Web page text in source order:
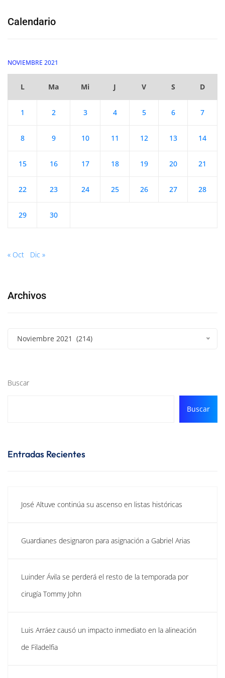
Calendario
NOVIEMBRE 2021
L Ma Mi J V S D
1 2 3 4 5 6 7
8 9 10 11 12 13 14
15 16 17 18 19 20 21
22 23 24 25 26 27 28
29 30
« Oct Dic »
Archivos
Noviembre 2021 (214)
Buscar
Buscar
Entradas Recientes
José Altuve continúa su ascenso en listas históricas
Guardianes designaron para asignación a Gabriel Arias
Luinder Ávila se perderá el resto de la temporada por
cirugía Tommy John
Luis Arráez causó un impacto inmediato en la alineación
de Filadelfia